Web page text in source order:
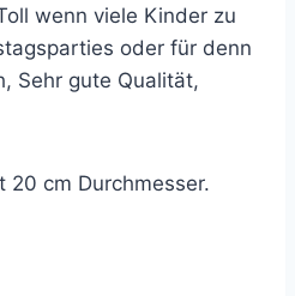
wenn viele Kinder zu
oder für denn
Sehr gute Qualität,
20 cm Durchmesser.